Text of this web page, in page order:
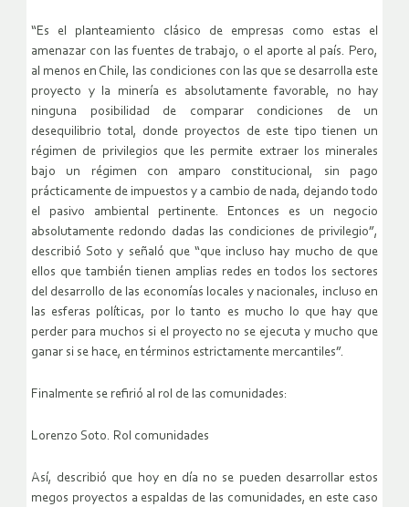
“Es el planteamiento clásico de empresas como estas el
amenazar con las fuentes de trabajo, o el aporte al país. Pero,
al menos en Chile, las condiciones con las que se desarrolla este
proyecto y la minería es absolutamente favorable, no hay
ninguna posibilidad de comparar condiciones de un
desequilibrio total, donde proyectos de este tipo tienen un
régimen de privilegios que les permite extraer los minerales
bajo un régimen con amparo constitucional, sin pago
prácticamente de impuestos y a cambio de nada, dejando todo
el pasivo ambiental pertinente. Entonces es un negocio
absolutamente redondo dadas las condiciones de privilegio”,
describió Soto y señaló que “que incluso hay mucho de que
ellos que también tienen amplias redes en todos los sectores
del desarrollo de las economías locales y nacionales, incluso en
las esferas políticas, por lo tanto es mucho lo que hay que
perder para muchos si el proyecto no se ejecuta y mucho que
ganar si se hace, en términos estrictamente mercantiles”.
Finalmente se refirió al rol de las comunidades:
Lorenzo Soto. Rol comunidades
Así, describió que hoy en día no se pueden desarrollar estos
megos proyectos a espaldas de las comunidades, en este caso